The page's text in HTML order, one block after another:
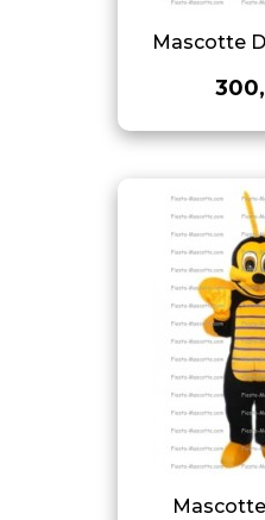
Mascotte